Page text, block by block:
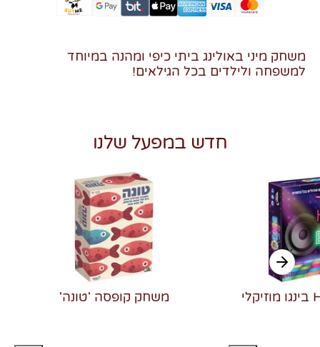
משחק מיני באולינג ביתי כיפי ומהנה במיוחד
למשפחה ולילדים בכל הגילאים!
חדש במפעל שלנו
משחק קופסה 'טונה'